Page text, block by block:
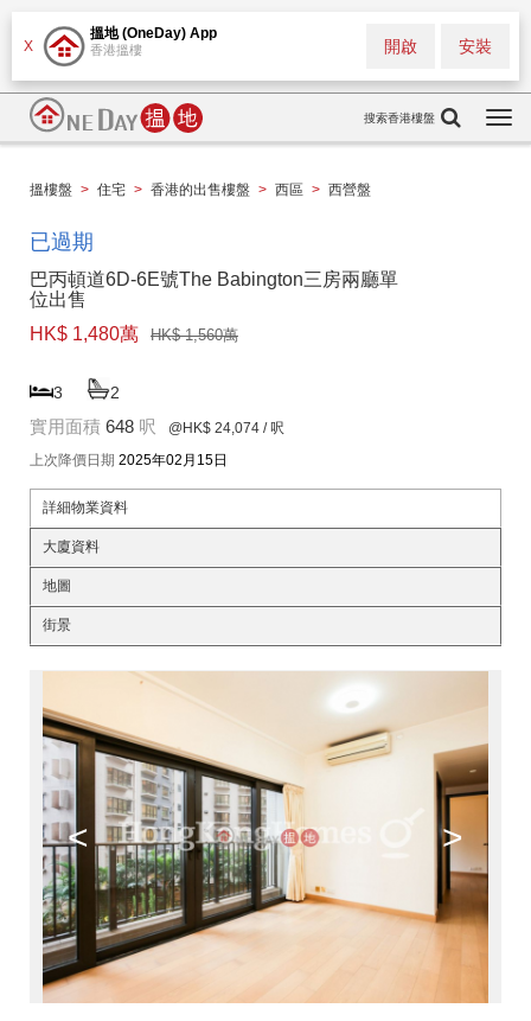
X
搵地 (OneDay) App
香港搵樓 安裝
開啟
搜索香港樓盤
搵樓盤 > 住宅 > 香港的出售樓盤 > 西區 > 西營盤
已過期
巴丙頓道6D-6E號The Babington三房兩廳單
位出售
HK$ 1,480萬
HK$ 1,560萬
3 2
實用面積 648 呎 @HK$ 24,074 / 呎
上次降價日期 2025年02月15日
詳細物業資料
大廈資料
地圖
街景
< >